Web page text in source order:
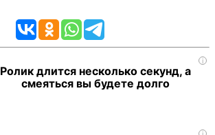
i
Ролик длится несколько секунд, а
смеяться вы будете долго